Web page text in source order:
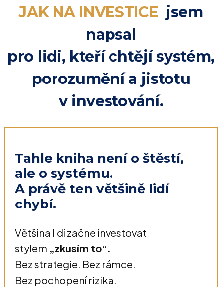
JAK NA INVESTICE jsem
napsal
pro lidi, kteří chtějí systém,
porozumění a jistotu
v investování.
Tahle kniha není o štěstí,
ale o systému.
A právě ten většině lidí
chybí.
Většina lidí začne investovat
stylem „zkusím to“.
Bez strategie. Bez rámce.
Bez pochopení rizika.